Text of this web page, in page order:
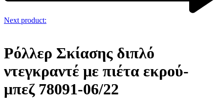
Next product:
Ρόλλερ Σκίασης διπλό
ντεγκραντέ με πιέτα εκρού-
μπεζ 78091-06/22